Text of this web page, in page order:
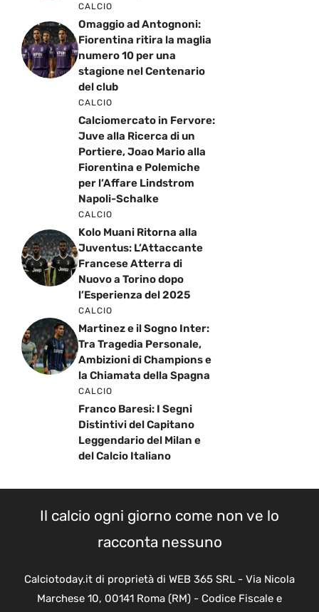
CALCIO
Omaggio ad Antognoni:
Fiorentina ritira la maglia
numero 10 per una
stagione nel Centenario
del club
CALCIO
Calciomercato in Fervore:
Juve alla Ricerca di un
Portiere, Joao Mario alla
Fiorentina e Polemiche
per l’Affare Lindstrom
Napoli-Schalke
CALCIO
Kolo Muani Ritorna alla
Juventus: L’Attaccante
Francese Atterra di
Nuovo a Torino dopo
l’Esperienza del 2025
CALCIO
Martinez e il Sogno Inter:
Tra Tragedia Personale,
Ambizioni di Champions e
la Chiamata della Spagna
CALCIO
Franco Baresi: I Segni
Distintivi del Capitano
Leggendario del Milan e
del Calcio Italiano
Il calcio ogni giorno come non ve lo
racconta nessuno
Calciotoday.it di proprietà di WEB 365 SRL - Via Nicola
Marchese 10, 00141 Roma (RM) - Codice Fiscale e